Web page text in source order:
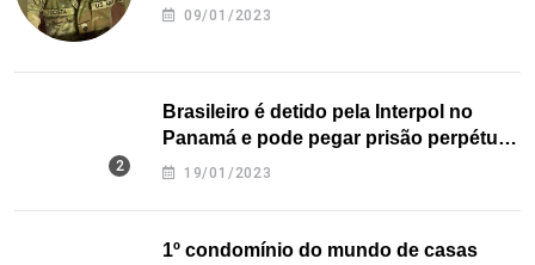
09/01/2023
Brasileiro é detido pela Interpol no
Panamá e pode pegar prisão perpétua
nos EUA
19/01/2023
1º condomínio do mundo de casas